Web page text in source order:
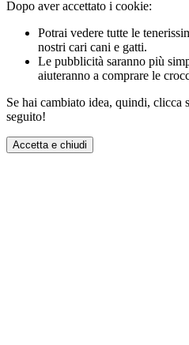
Dopo aver accettato i cookie:
Potrai vedere tutte le
nostri cari cani e gatti.
Le pubblicità saranno più
aiuteranno a comprare le
Se hai cambiato idea, quindi, clicca
seguito!
Accetta e chiudi